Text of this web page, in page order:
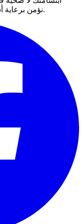
نؤمن برعاية أسنان شخصية تتخطى مجرد إصلاح الأسنان.